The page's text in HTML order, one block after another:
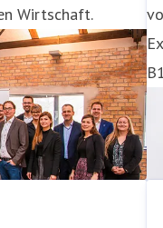
Wirtschaft.